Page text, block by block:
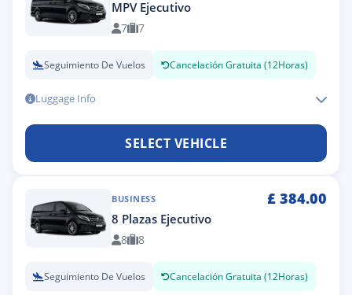
MPV Ejecutivo
7 7
Seguimiento De Vuelos Cancelación Gratuita (12Horas)
Luggage Info
SELECT VEHICLE
BUSINESS £ 384.00
8 Plazas Ejecutivo
8 8
Seguimiento De Vuelos Cancelación Gratuita (12Horas)